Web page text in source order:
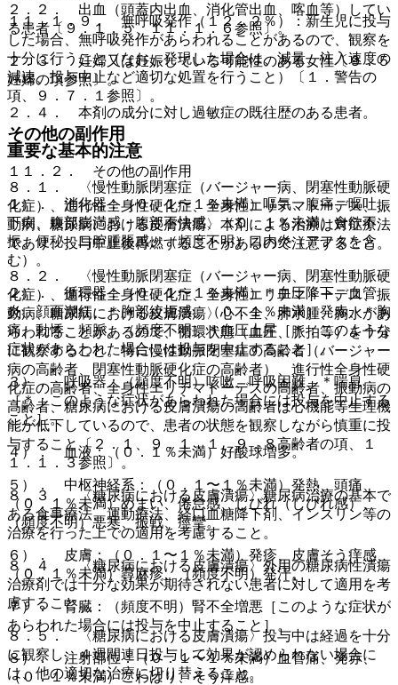
２．２． 出血（頭蓋内出血、消化管出血、喀血等）してい
る患者〔９．１．５、１１．１．６参照〕。
２．３． 妊婦又は妊娠している可能性のある女性〔９．５
妊婦の項参照〕。
２．４． 本剤の成分に対し過敏症の既往歴のある患者。
重要な基本的注意
８．１． 〈慢性動脈閉塞症（バージャー病、閉塞性動脈硬
化症）、進行性全身性硬化症、全身性エリテマトーデス、振
動病、糖尿病における皮膚潰瘍〉本剤による治療は対症療法
であり、投与中止後再燃することがあるので注意すること。
８．２． 〈慢性動脈閉塞症（バージャー病、閉塞性動脈硬
化症）、進行性全身性硬化症、全身性エリテマトーデス、振
動病、糖尿病における皮膚潰瘍〉心不全、肺水腫、胸水があ
らわれることがあるので、循環状態（血圧、脈拍等）を十分
に観察すること。特に慢性動脈閉塞症の高齢者（バージャー
病の高齢者、閉塞性動脈硬化症の高齢者）、進行性全身性硬
化症の高齢者、全身性エリテマトーデスの高齢者、振動病の
高齢者、糖尿病における皮膚潰瘍の高齢者は心機能等生理機
能が低下しているので、患者の状態を観察しながら慎重に投
与すること〔２．１、９．１．１、９．８高齢者の項、１
１．１．３参照〕。
８．３． 〈糖尿病における皮膚潰瘍〉糖尿病治療の基本で
ある食事療法、運動療法、経口血糖降下剤、インスリン等の
治療を行った上での適用を考慮すること。
８．４． 〈糖尿病における皮膚潰瘍〉外用の糖尿病性潰瘍
治療剤では十分な効果が期待されない患者に対して適用を考
慮すること。
８．５． 〈糖尿病における皮膚潰瘍〉投与中は経過を十分
に観察し、４週間連日投与して効果が認められない場合に
は、他の適切な治療に切り替えること。
１１．１．９． 無呼吸発作（１２．２％）：新生児に投与
した場合、無呼吸発作があらわれることがあるので、観察を
十分に行うこと（なお、発現した場合は、減量、注入速度の
減速、投与中止など適切な処置を行うこと）〔１．警告の
項、９．７．１参照〕。
その他の副作用
１１．２． その他の副作用
１）． 消化器：（０．１〜１％未満）嘔気、腹痛、嘔吐、
下痢、腹部膨満感・腹部不快感、（０．１％未満）食欲不
振、便秘、口腔腫脹感、（頻度不明）口内炎（アフタを含
む）。
２）． 循環器：（０．１〜１％未満）＊血圧降下、血管
炎、顔面潮紅、＊胸部絞扼感、（０．１％未満）発赤、＊胸
痛、動悸、頻脈、（頻度不明）＊血圧上昇［＊：このような
症状があらわれた場合には投与を中止すること］。
３）． 呼吸器：（頻度不明）咳嗽、呼吸困難、＊喘息
［＊：このような症状があらわれた場合には投与を中止する
こと］。
４）． 血液：（０．１％未満）好酸球増多。
５）． 中枢神経系：（０．１〜１％未満）発熱、頭痛、
（０．１％未満）めまい、倦怠感、しびれ（しびれ感）、
（頻度不明）悪寒、振戦、痙攣。
６）． 皮膚：（０．１〜１％未満）発疹、皮膚そう痒感、
（０．１％未満）蕁麻疹、（頻度不明）発汗。
７）． 腎臓：（頻度不明）腎不全増悪［このような症状が
あらわれた場合には投与を中止すること］。
８）． 注射部位：（０．１〜１％未満）血管痛、発赤、
（０．１％未満）こわばり、そう痒感。